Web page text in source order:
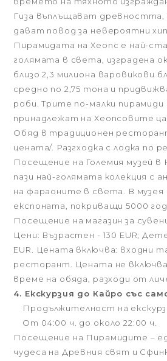
Гиза въплъщават
дават повод за невероятни
Пирамидата на Хеопс е най-
голямата в света, изградена
близо 2,3 милиона варовикови
средно по 2,75 тона и
роби. Трите по-малки
принадлежат на Хеопсовите
Обяд в традиционен
цената/. Разгходка с лодка по
Посещение на Големия музей в
пази най-голямата колекция с
на фараоните в света. В музея
експоната, покриващи 5000
Посещение на магазин за
Цени: Възрастен - 130 EUR;
EUR. Цената включва: входни
ресторант. Цената не
време на обяда, разходи от
4. Екскурзия до Кайро със
Продължителност на
От 04:00 ч. до около 22:00 ч.
Посещение на Пирамидите –
чудеса на Древния свят и